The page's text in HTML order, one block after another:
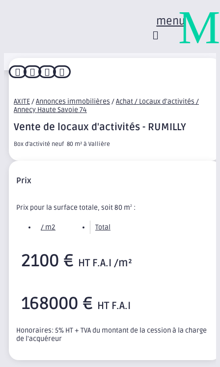
menu
   
AXITE/Annonces immobilières /Achat / Locaux d'activités /
Annecy Haute Savoie 74
Vente de locaux d'activités - RUMILLY
Box d'activité neuf  80 m² à Vallière
Prix
Prix pour la surface totale, soit 80 m2 :
/ m2 Total
2100 € HT F.A.I /m²
168000 € HT F.A.I
Honoraires: 5% HT + TVA du montant de la cession à la charge
de l'acquéreur
M